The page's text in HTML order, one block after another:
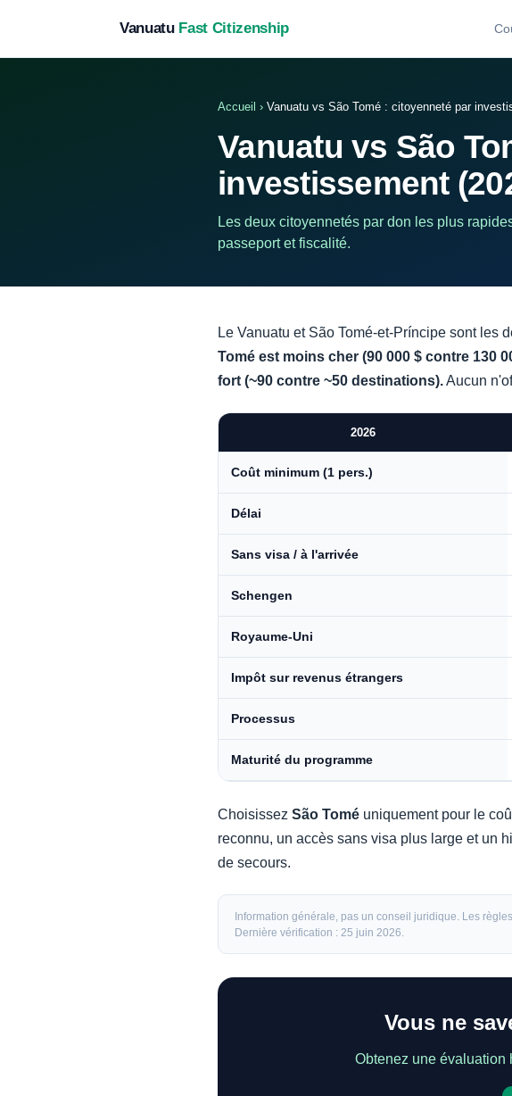
Vanuatu Fast Citizenship
Accueil › Vanuatu vs São Tomé : citoyenneté par
Vanuatu vs São
investissement
Les deux citoyennetés par don les plus
passeport et fiscalité.
Le Vanuatu et São Tomé-et-Príncipe sont les
Tomé est moins cher (90 000 $ contre 130
fort (~90 contre ~50 destinations).Aucun
2026
Coût minimum (1 pers.)
Délai
Sans visa / à l'arrivée
Schengen
Royaume-Uni
Impôt sur revenus étrangers
Processus
Maturité du programme
Choisissez São Tomé uniquement pour le
reconnu, un accès sans visa plus large et un
de secours.
Information générale, pas un conseil juridique. Les
Dernière vérification : 25 juin 2026.
Vous ne
Obtenez une évaluation